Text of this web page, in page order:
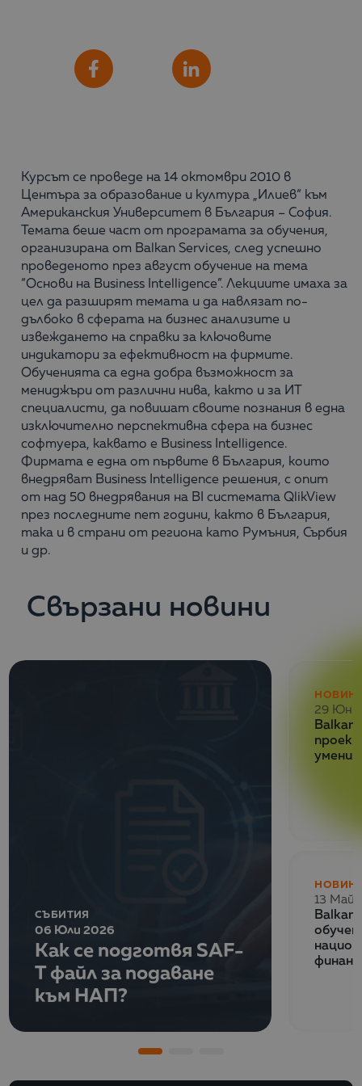
Курсът се проведе на 14 октомври 2010 в
Центъра за образование и култура „Илиев“ към
Американския Университет в България – София.
Темата беше част от програмата за обучения,
организирана от Balkan Services, след успешно
проведеното през август обучение на тема
“Основи на Business Intelligence”. Лекциите имаха за
цел да разширят темата и да навлязат по-
дълбоко в сферата на бизнес анализите и
извеждането на справки за ключовите
индикатори за ефективност на фирмите.
Обученията са една добра възможност за
мениджъри от различни нива, както и за ИТ
специалисти, да повишат своите познания в една
изключително перспективна сфера на бизнес
софтуера, каквато е Business Intelligence.
Фирмата е една от първите в България, които
внедряват Business Intelligence решения, с опит
от над 50 внедрявания на BI системата QlikView
през последните пет години, както в България,
така и в страни от региона като Румъния, Сърбия
и др.
Свързани новини
СЪБИТИЯ
06 Юли 2026
Как се подготвя SAF-
T файл за подаване
към НАП?
29 Юни
Balkan
13 Май
Balkan